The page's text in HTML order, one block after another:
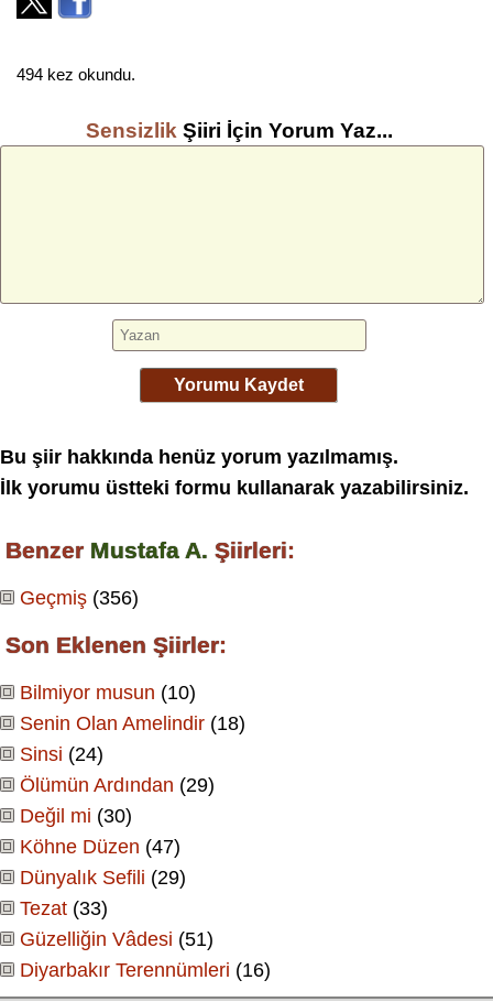
494 kez okundu.
Sensizlik Şiiri İçin Yorum Yaz...
Yorumu Kaydet
Bu şiir hakkında henüz yorum yazılmamış.
İlk yorumu üstteki formu kullanarak yazabilirsiniz.
Benzer Mustafa A. Şiirleri:
Geçmiş (356)
Son Eklenen Şiirler:
Bilmiyor musun (10)
Senin Olan Amelindir (18)
Sinsi (24)
Ölümün Ardından (29)
Değil mi (30)
Köhne Düzen (47)
Dünyalık Sefili (29)
Tezat (33)
Güzelliğin Vâdesi (51)
Diyarbakır Terennümleri (16)